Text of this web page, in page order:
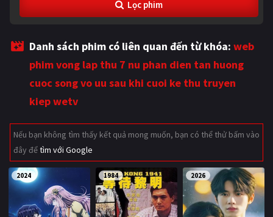
Tội phạm - Hình sự
Viễn tưởng Khoa học - Tài liệu
Hoạt hình Thể thao
Tình cảm - Lãng mạn
Giật gân Gia đình
Bí ẩn
Viễn Tây Tiểu sử
GameShow DramaTV
Lọc phim
Danh sách phim có liên quan đến từ khóa: web
phim vong lap thu 7 nu phan dien tan huong
cuoc song vo uu sau khi cuoi ke thu truyen
kiep wetv
Nếu bạn không tìm thấy kết quả mong muốn, bạn có thể thử bấm vào
đây đểtìm với Google
2024 1984 2026